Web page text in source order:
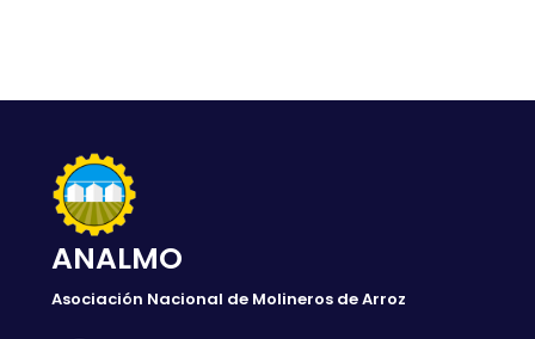
ANALMO
Asociación Nacional de Molineros de Arroz